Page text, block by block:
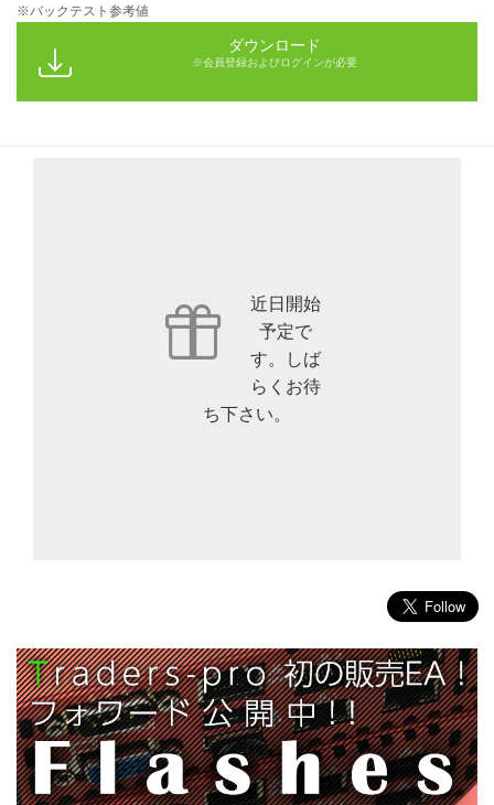
※バックテスト参考値
ダウンロード
※会員登録およびログインが必要
近日開始
予定で
す。しば
らくお待
ち下さい。